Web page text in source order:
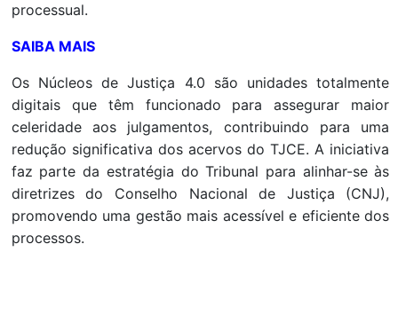
processual.
SAIBA MAIS
Os Núcleos de Justiça 4.0 são unidades totalmente
digitais que têm funcionado para assegurar maior
celeridade aos julgamentos, contribuindo para uma
redução significativa dos acervos do TJCE. A iniciativa
faz parte da estratégia do Tribunal para alinhar-se às
diretrizes do Conselho Nacional de Justiça (CNJ),
promovendo uma gestão mais acessível e eficiente dos
processos.